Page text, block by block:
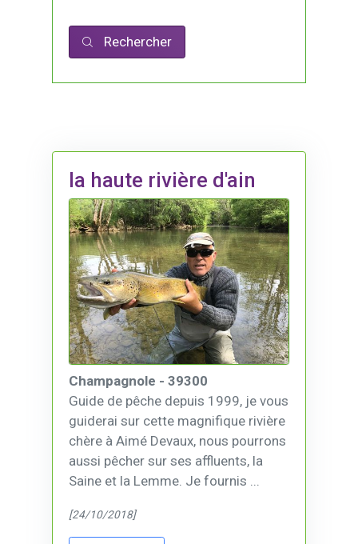
Rechercher
la haute rivière d'ain
Champagnole - 39300
Guide de pêche depuis 1999, je vous
guiderai sur cette magnifique rivière
chère à Aimé Devaux, nous pourrons
aussi pêcher sur ses affluents, la
Saine et la Lemme. Je fournis ...
[24/10/2018]